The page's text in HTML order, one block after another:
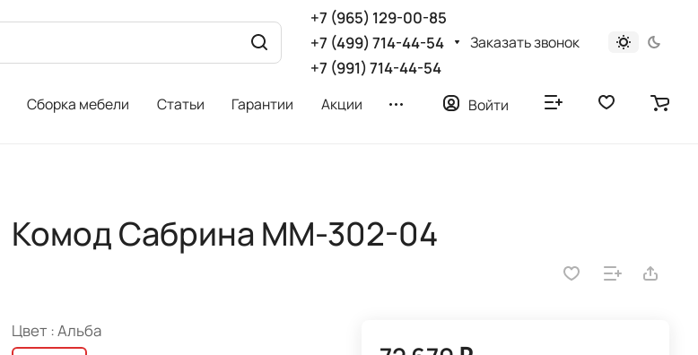
+7 (965) 129-00-85
+7 (499) 714-44-54
+7 (991) 714-44-54
Заказать звонок
Сборка мебели Статьи Гарантии Акции Войти
Комод Сабрина ММ-302-04
Цвет :Альба